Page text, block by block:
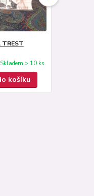
TREST
Skladem > 10 ks
košíku